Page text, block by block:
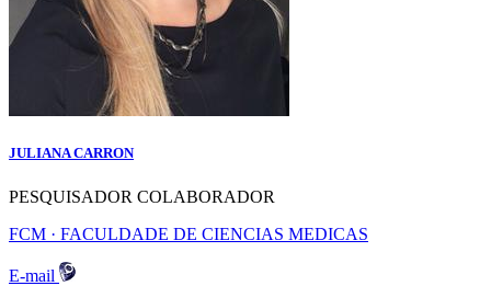
JULIANA CARRON
PESQUISADOR COLABORADOR
FCM · FACULDADE DE CIENCIAS MEDICAS
E-mail